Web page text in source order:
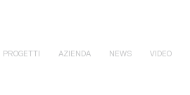
PROGETTI AZIENDA NEWS VIDEO